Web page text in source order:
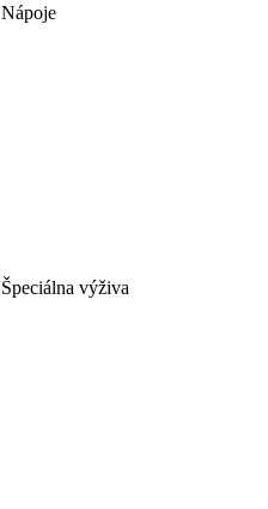
Nápoje
Špeciálna výživa